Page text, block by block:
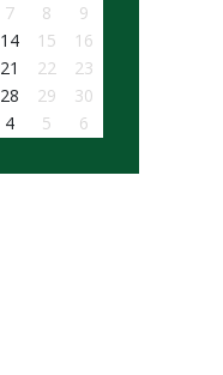
7 8
9
14 15
16
21 22
23
28 29
30
4 5 6